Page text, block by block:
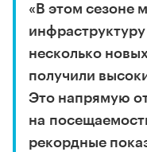
«В этом сезоне
инфраструктуру
несколько
получили
Это напрямую
на
рекордные